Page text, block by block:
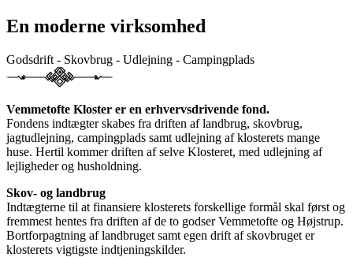
En moderne virksomhed
Godsdrift - Skovbrug - Udlejning - Campingplads
Vemmetofte Kloster er en erhvervsdrivende fond.
Fondens indtægter skabes fra driften af landbrug, skovbrug,
jagtudlejning, campingplads samt udlejning af klosterets mange
huse. Hertil kommer driften af selve Klosteret, med udlejning af
lejligheder og husholdning.
Skov- og landbrug
Indtægterne til at finansiere klosterets forskellige formål skal først og
fremmest hentes fra driften af de to godser Vemmetofte og Højstrup.
Bortforpagtning af landbruget samt egen drift af skovbruget er
klosterets vigtigste indtjeningskilder.